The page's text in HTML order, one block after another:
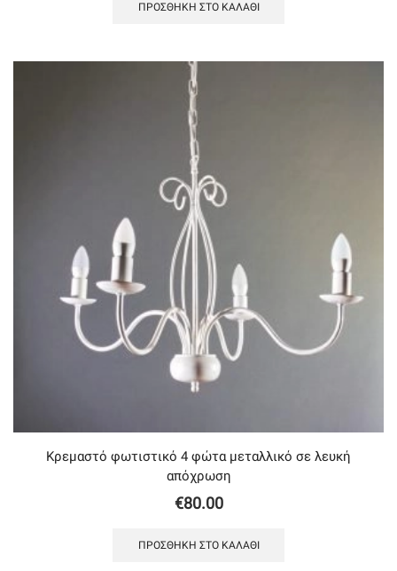
ΠΡΟΣΘΉΚΗ ΣΤΟ ΚΑΛΆΘΙ
Κρεμαστό φωτιστικό 4 φώτα μεταλλικό σε λευκή
απόχρωση
€80.00
ΠΡΟΣΘΉΚΗ ΣΤΟ ΚΑΛΆΘΙ